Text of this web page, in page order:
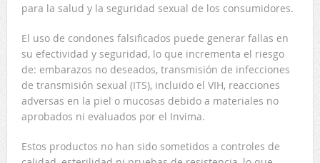
para la salud y la seguridad sexual de los consumidores.
El uso de condones falsificados puede generar fallas en
su efectividad y seguridad, lo que incrementa el riesgo
de: embarazos no deseados, transmisión de infecciones
de transmisión sexual (ITS), incluido el VIH, reacciones
adversas en la piel o mucosas debido a materiales no
aprobados ni evaluados por el Invima.
Estos productos no han sido sometidos a controles de